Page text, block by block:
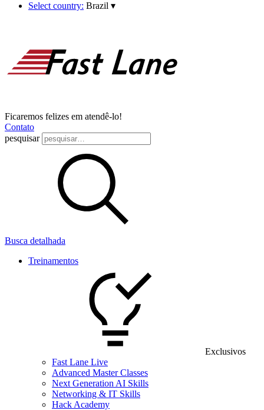
Select country: Brazil ▾
Ficaremos felizes em atendê-lo!
Contato
pesquisar
Busca detalhada
Treinamentos
Exclusivos
Fast Lane Live
Advanced Master Classes
Next Generation AI Skills
Networking & IT Skills
Hack Academy